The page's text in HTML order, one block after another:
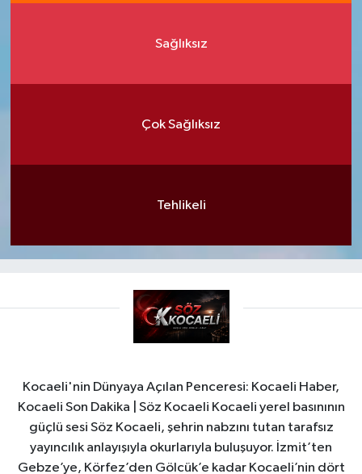
Sağlıksız
Çok Sağlıksız
Tehlikeli
Kocaeli'nin Dünyaya Açılan Penceresi: Kocaeli Haber,
Kocaeli Son Dakika | Söz Kocaeli Kocaeli yerel basınının
güçlü sesi Söz Kocaeli, şehrin nabzını tutan tarafsız
yayıncılık anlayışıyla okurlarıyla buluşuyor. İzmit’ten
Gebze’ye, Körfez’den Gölcük’e kadar Kocaeli’nin dört